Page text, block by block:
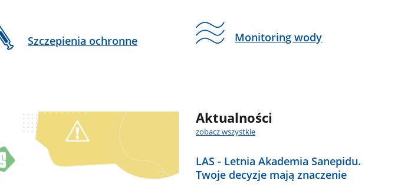
Szczepienia ochronne Monitoring wody
Aktualności
zobacz wszystkie
LAS - Letnia Akademia Sanepidu.
Twoje decyzje mają znaczenie